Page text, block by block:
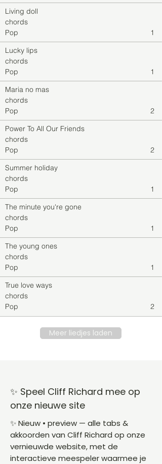
Living doll
chords
Pop
1
Lucky lips
chords
Pop
1
Maria no mas
chords
Pop
2
Power To All Our Friends
chords
Pop
2
Summer holiday
chords
Pop
1
The minute you're gone
chords
Pop
1
The young ones
chords
Pop
1
True love ways
chords
Pop
2
Meer liedjes laden
✨ Speel Cliff Richard mee op
onze nieuwe site
✨ Nieuw • preview — alle tabs &
akkoorden van Cliff Richard op onze
vernieuwde website, met de
interactieve meespeler waarmee je